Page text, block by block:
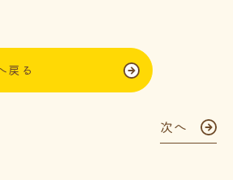
戻る
次へ